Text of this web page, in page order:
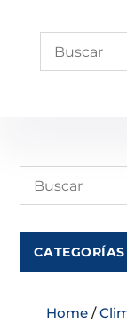
CATEGORÍAS
Home/